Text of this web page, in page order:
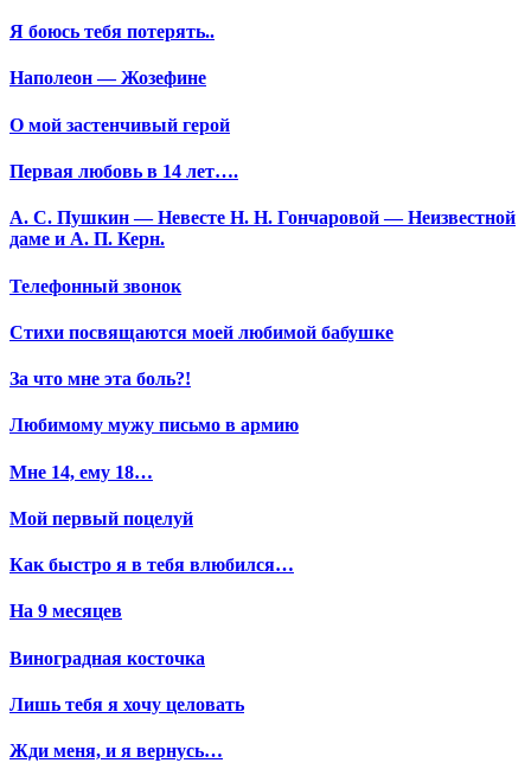
Я боюсь тебя потерять..
Наполеон — Жозефине
О мой застенчивый герой
Первая любовь в 14 лет….
А. С. Пушкин — Невесте Н. Н. Гончаровой — Неизвестной
даме и А. П. Керн.
Телефонный звонок
Стихи посвящаются моей любимой бабушке
За что мне эта боль?!
Любимому мужу письмо в армию
Мне 14, ему 18…
Мой первый поцелуй
Как быстро я в тебя влюбился…
На 9 месяцев
Виноградная косточка
Лишь тебя я хочу целовать
Жди меня, и я вернусь…